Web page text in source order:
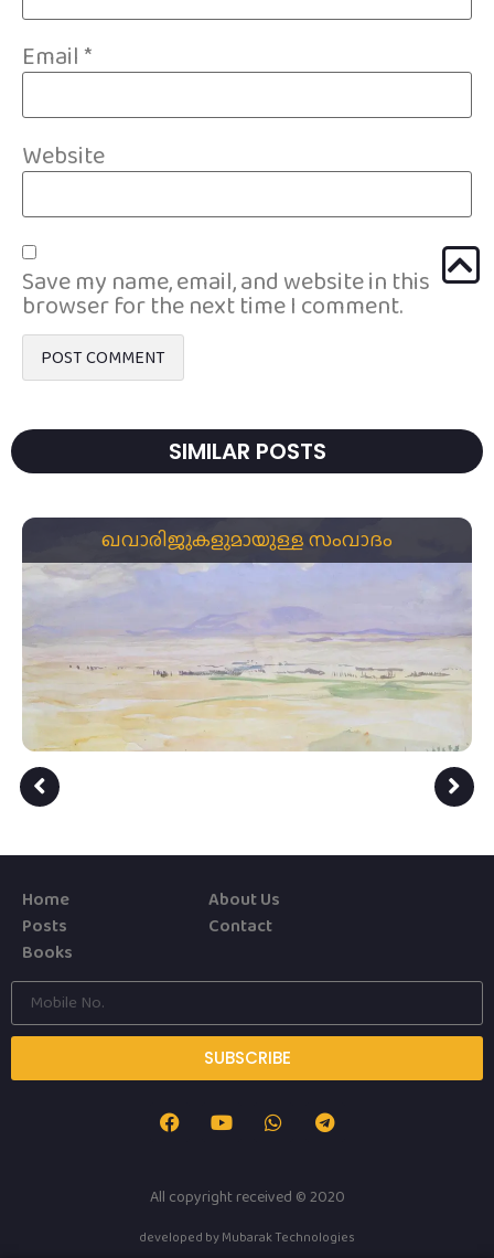
Email*
Website
Save my name, email, and website in this
browser for the next time I comment.
SIMILAR POSTS
ഖവാരിജുകളുമായുള്ള സംവാദം
Home
Posts
Books
About Us
Contact
SUBSCRIBE
All copyright received © 2020
developed byMubarak Technologies